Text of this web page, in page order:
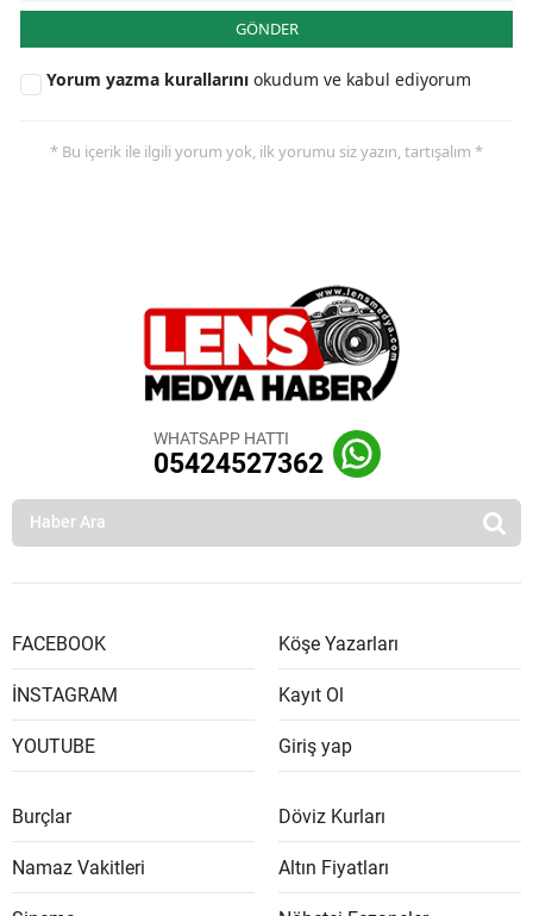
GÖNDER
Yorum yazma kurallarını okudum ve kabul ediyorum
* Bu içerik ile ilgili yorum yok, ilk yorumu siz yazın, tartışalım *
WHATSAPP HATTI
05424527362
FACEBOOK
İNSTAGRAM
YOUTUBE
Köşe Yazarları
Kayıt Ol
Giriş yap
Burçlar
Namaz Vakitleri
Döviz Kurları
Altın Fiyatları